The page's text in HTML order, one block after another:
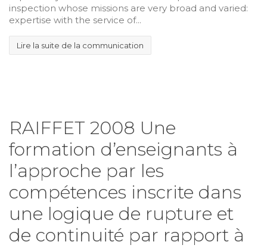
inspection whose missions are very broad and varied:
expertise with the service of...
Lire la suite de la communication
RAIFFET 2008 Une
formation d’enseignants à
l’approche par les
compétences inscrite dans
une logique de rupture et
de continuité par rapport à